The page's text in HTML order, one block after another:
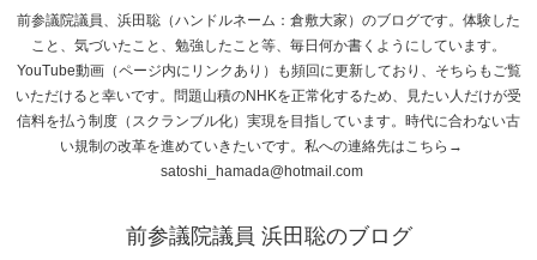
前参議院議員、浜田聡（ハンドルネーム：倉敷大家）のブログです。体験した
こと、気づいたこと、勉強したこと等、毎日何か書くようにしています。
YouTube動画（ページ内にリンクあり）も頻回に更新しており、そちらもご覧
いただけると幸いです。問題山積のNHKを正常化するため、見たい人だけが受
信料を払う制度（スクランブル化）実現を目指しています。時代に合わない古
い規制の改革を進めていきたいです。私への連絡先はこちら→
satoshi_hamada@hotmail.com
前参議院議員 浜田聡のブログ